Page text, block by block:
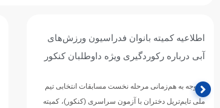
محمد قاسمی: هدفم رسیدن به فینال ۴۰۰
متر بازی‌های آسیایی ناگویاست
محمد قاسمی، شناگر آینده‌دار تهران که در یک سال
گذشته با ثبت نتایج قابل توجه، از جمله کسب دو مدال…